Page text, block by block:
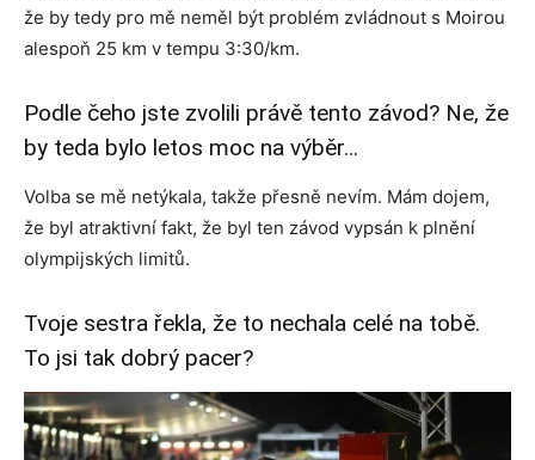
že by tedy pro mě neměl být problém zvládnout s Moirou
alespoň 25 km v tempu 3:30/km.
Podle čeho jste zvolili právě tento závod? Ne, že
by teda bylo letos moc na výběr…
Volba se mě netýkala, takže přesně nevím. Mám dojem,
že byl atraktivní fakt, že byl ten závod vypsán k plnění
olympijských limitů.
Tvoje sestra řekla, že to nechala celé na tobě.
To jsi tak dobrý pacer?